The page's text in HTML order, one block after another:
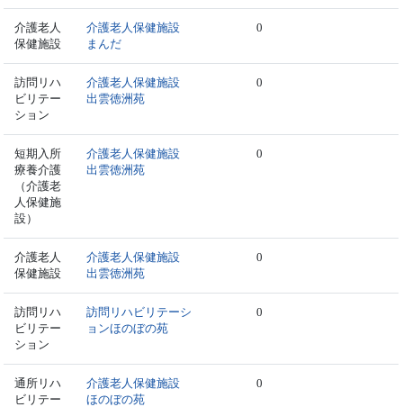
介護老人
保健施設
介護老人保健施設
まんだ
0
訪問リハ
ビリテー
ション
介護老人保健施設
出雲徳洲苑
0
短期入所
療養介護
（介護老
人保健施
設）
介護老人保健施設
出雲徳洲苑
0
介護老人
保健施設
介護老人保健施設
出雲徳洲苑
0
訪問リハ
ビリテー
ション
訪問リハビリテーシ
ョンほのぼの苑
0
通所リハ
ビリテー
介護老人保健施設
ほのぼの苑
0